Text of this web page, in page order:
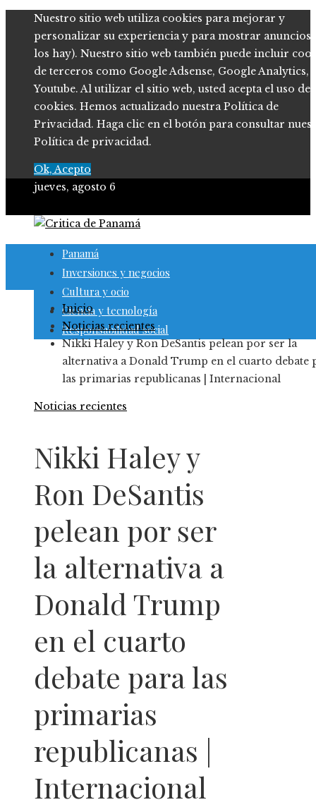
Nuestro sitio web utiliza cookies para mejorar y
personalizar su experiencia y para mostrar anuncios
los hay). Nuestro sitio web también puede incluir
de terceros como Google Adsense, Google Analytics,
Youtube. Al utilizar el sitio web, usted acepta el uso de
cookies. Hemos actualizado nuestra Política de
Privacidad. Haga clic en el botón para consultar
Política de privacidad.
Ok, Acepto
jueves, agosto 6
Panamá
Inversiones y negocios
Cultura y ocio
Ciencia y tecnología
Responsabilidad social
Inicio
Noticias recientes
Nikki Haley y Ron DeSantis pelean por ser la
alternativa a Donald Trump en el cuarto debate
las primarias republicanas | Internacional
Noticias recientes
Nikki Haley y
Ron DeSantis
pelean por ser
la alternativa a
Donald Trump
en el cuarto
debate para las
primarias
republicanas |
Internacional